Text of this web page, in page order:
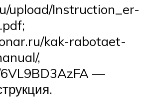
upload/Instruction_er-
kak-rabotaet-
,
—